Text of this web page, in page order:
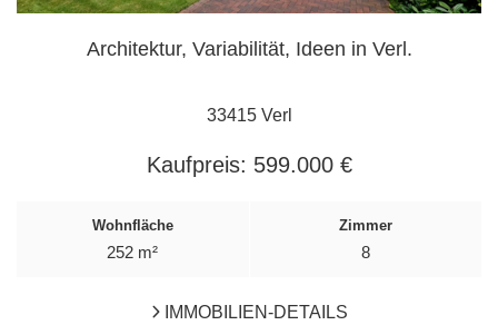
Architektur, Variabilität, Ideen in Verl.
33415 Verl
Kaufpreis: 599.000 €
Wohnfläche
252 m²
Zimmer
8
IMMOBILIEN-DETAILS